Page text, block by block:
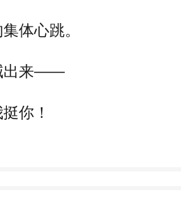
体心跳。
出来——
你！